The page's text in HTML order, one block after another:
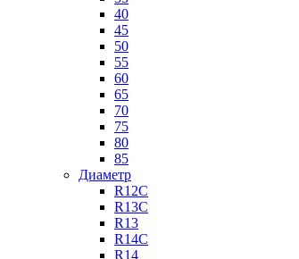
40
45
50
55
60
65
70
75
80
85
Диаметр
R12C
R13C
R13
R14C
R14